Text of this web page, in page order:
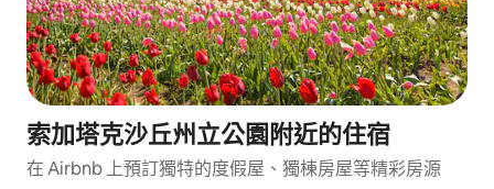
索加塔克沙丘州立公園附近的住宿
在 Airbnb 上預訂獨特的度假屋、獨棟房屋等精彩房源